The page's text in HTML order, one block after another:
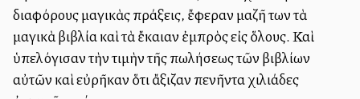
διαφόρους μαγικὰς πράξεις, ἔφεραν μαζῆ των τὰ
μαγικὰ βιβλία καὶ τὰ ἔκαιαν ἐμπρὸς εἰς ὅλους. Καὶ
ὑπελόγισαν τὴν τιμὴν τῆς πωλήσεως τῶν βιβλίων
αὐτῶν καὶ εὐρῆκαν ὅτι ἄξιζαν πενῆντα χιλιάδες